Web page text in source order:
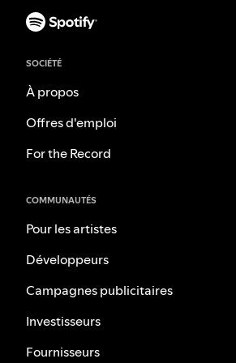
SOCIÉTÉ
À propos
Offres d'emploi
For the Record
COMMUNAUTÉS
Pour les artistes
Développeurs
Campagnes publicitaires
Investisseurs
Fournisseurs